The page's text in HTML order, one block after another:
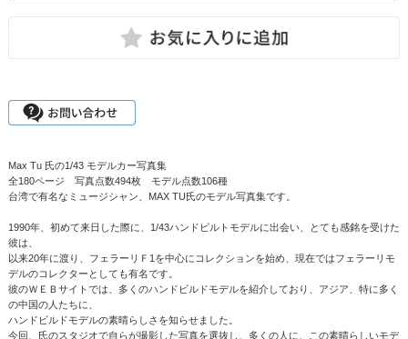
Max Tu 氏の1/43 モデルカー写真集
全180ページ 写真点数494枚 モデル点数106種
台湾で有名なミュージシャン、MAX TU氏のモデル写真集です。
1990年、初めて来日した際に、1/43ハンドビルトモデルに出会い、とても感銘を受けた
彼は、
以来20年に渡り、フェラーリＦ1を中心にコレクションを始め、現在ではフェラーリモ
デルのコレクターとしても有名です。
彼のＷＥＢサイトでは、多くのハンドビルドモデルを紹介しており、アジア、特に多く
の中国の人たちに、
ハンドビルドモデルの素晴らしさを知らせました。
今回、氏のスタジオで自らが撮影した写真を選抜し、多くの人に、この素晴らしいモデ